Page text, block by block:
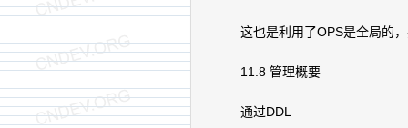
这也是利用了OPS是全局的，
11.8 管理概要
通过DDL